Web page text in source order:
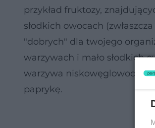
przykład fruktozy,
słodkich owocach
"dobrych" dla twojego
warzywach i mało słodkich
warzywa
paprykę.